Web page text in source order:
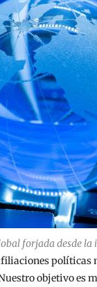
forjada desde
objetivo es